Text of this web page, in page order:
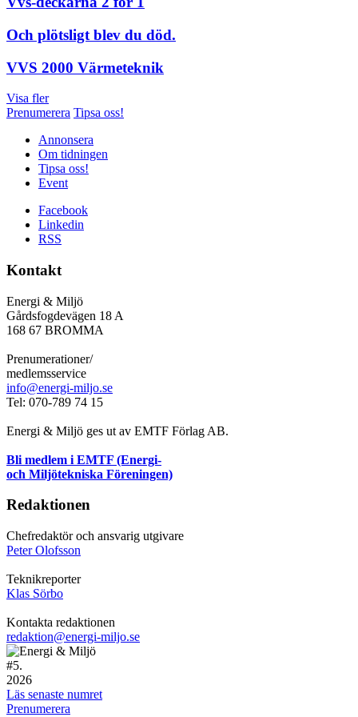
Och plötsligt blev du död.
VVS 2000 Värmeteknik
Visa fler
Prenumerera Tipsa oss!
Annonsera
Om tidningen
Tipsa oss!
Event
Facebook
Linkedin
RSS
Kontakt
Energi & Miljö
Gårdsfogdevägen 18 A
168 67 BROMMA
Prenumerationer/
medlemsservice
info@energi-miljo.se
Tel: 070-789 74 15
Energi & Miljö ges ut av EMTF Förlag AB.
Bli medlem i EMTF (Energi-
och Miljötekniska Föreningen)
Redaktionen
Chefredaktör och ansvarig utgivare
Peter Olofsson
Teknikreporter
Klas Sörbo
Kontakta redaktionen
redaktion@energi-miljo.se
#5.
2026
Läs senaste numret
Prenumerera